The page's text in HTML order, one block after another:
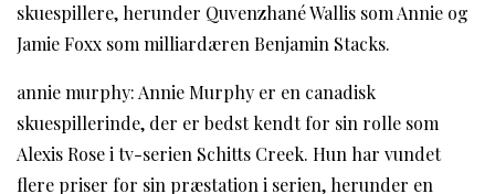
skuespillere, herunder Quvenzhané Wallis som Annie og
Jamie Foxx som milliardæren Benjamin Stacks.
annie murphy: Annie Murphy er en canadisk
skuespillerinde, der er bedst kendt for sin rolle som
Alexis Rose i tv-serien Schitts Creek. Hun har vundet
flere priser for sin præstation i serien, herunder en